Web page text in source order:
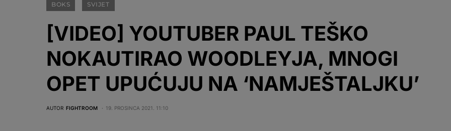
BOKS SVIJET
[VIDEO] YOUTUBER PAUL TEŠKO
NOKAUTIRAO WOODLEYJA, MNOGI
OPET UPUĆUJU NA ‘NAMJEŠTALJKU’
AUTOR FIGHTROOM 19. PROSINCA 2021. 11:10